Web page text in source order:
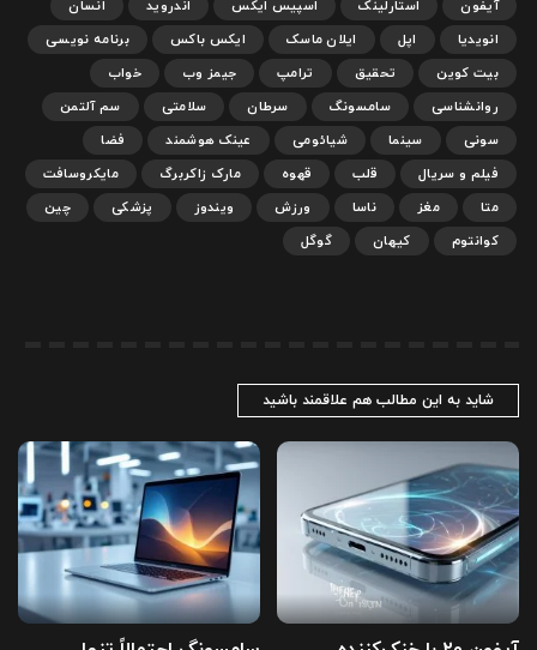
آیفون
استارلینک اسپیس ایکس اندروید
انسان
انویدیا
اپل ایلان ماسک ایکس باکس
برنامه نویسی
بیت کوین
تحقیق ترامپ جیمز وب
خواب
روانشناسی
سامسونگ سرطان سلامتی
سم آلتمن
سونی
سینما شیائومی عینک هوشمند
فضا
فیلم و سریال
قلب قهوه مارک زاکربرگ
مایکروسافت
متا
مغز ناسا ورزش ویندوز پزشکی
چین
کوانتوم
کیهان گوگل
شاید به این مطالب هم علاقمند باشید